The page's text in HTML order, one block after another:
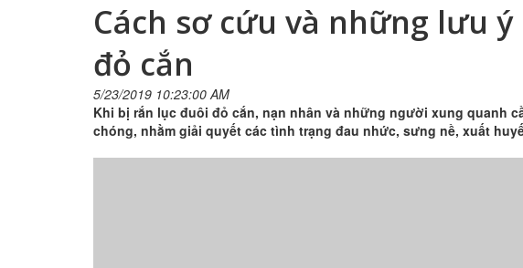
Cách sơ cứu và những lưu
đỏ cắn
5/23/2019 10:23:00 AM
Khi bị rắn lục đuôi đỏ cắn, nạn nhân và những người xung quanh
chóng, nhằm giải quyết các tình trạng đau nhức, sưng nề, xuất